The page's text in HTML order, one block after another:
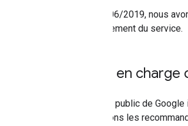
Le 27/06/2019, nous
du lancement du service.
Prise en
Le DNS public de
acceptons les